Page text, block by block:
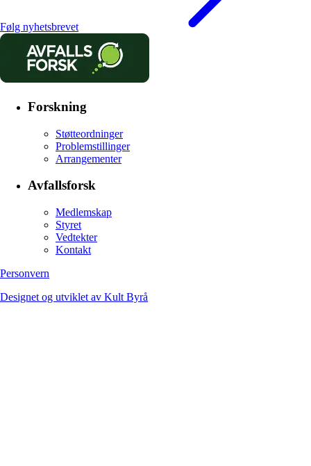
Følg nyhetsbrevet
Forskning
Støtteordninger
Problemstillinger
Arrangementer
Avfallsforsk
Medlemskap
Styret
Vedtekter
Kontakt
Personvern
Designet og utviklet av Kult Byrå